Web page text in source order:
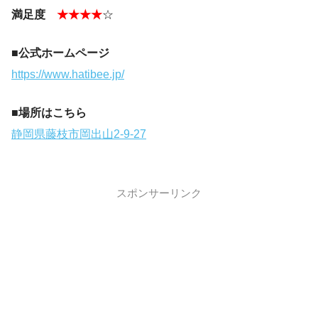
満足度 ★★★★☆
■公式ホームページ
https://www.hatibee.jp/
■場所はこちら
静岡県藤枝市岡出山2-9-27
スポンサーリンク